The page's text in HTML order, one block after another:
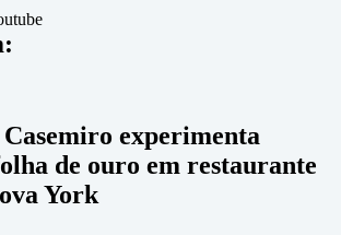
experimenta
de ouro em restaurante
York